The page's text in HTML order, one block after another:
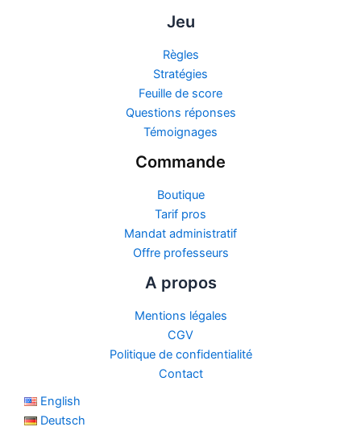
Jeu
Règles
Stratégies
Feuille de score
Questions réponses
Témoignages
Commande
Boutique
Tarif pros
Mandat administratif
Offre professeurs
A propos
Mentions légales
CGV
Politique de confidentialité
Contact
English
Deutsch